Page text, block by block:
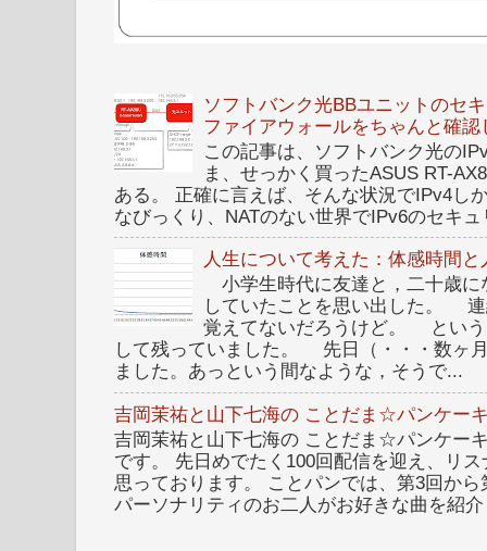
ソフトバンク光BBユニットのセ
ファイアウォールをちゃんと確認
この記事は、ソフトバンク光の
ま、せっかく買ったASUS RT-
ある。 正確に言えば、そんな状況でIPv4し
なびっくり、NATのない世界でIPv6のセキ
人生について考えた：体感時間
小学生時代に友達と，二十歳に
していたことを思い出した。
覚えてないだろうけど。 という
して残っていました。 先日（・・・数ヶ
ました。あっという間なような，そうで...
吉岡茉祐と山下七海の ことだま☆パンケー
吉岡茉祐と山下七海の ことだま☆パンケー
です。 先日めでたく100回配信を迎え、リ
思っております。 ことパンでは、第3回か
パーソナリティのお二人がお好きな曲を紹